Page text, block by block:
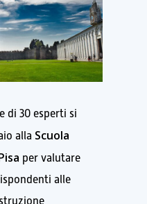
di 30 esperti si
alla Scuola
per valutare
alle